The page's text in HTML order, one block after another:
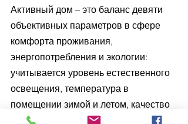
Активный дом – это баланс девяти
объективных параметров в сфере
комфорта проживания,
энергопотребления и экологии:
учитывается уровень естественного
освещения, температура в
помещении зимой и летом, качество
внутреннего воздуха, энергозатраты